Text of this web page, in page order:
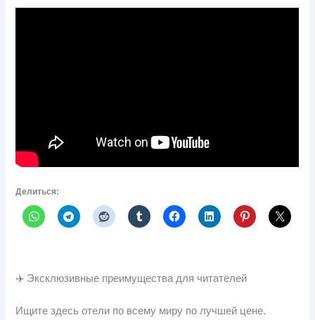
Делиться:
✈️ Эксклюзивные преимущества для читателей
Ищите здесь отели по всему миру по лучшей цене.